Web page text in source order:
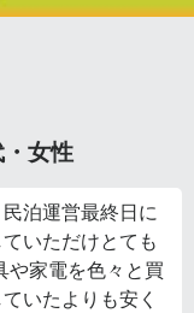
女性
泊運営最終日に
いただけとても
や家電を色々と買
いたよりも安く